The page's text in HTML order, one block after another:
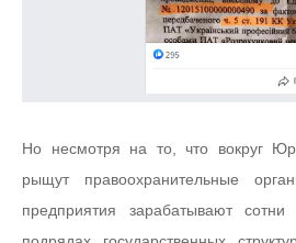
Но несмотря на то, что вокруг
рыщут правоохранительные
предприятия зарабатывают